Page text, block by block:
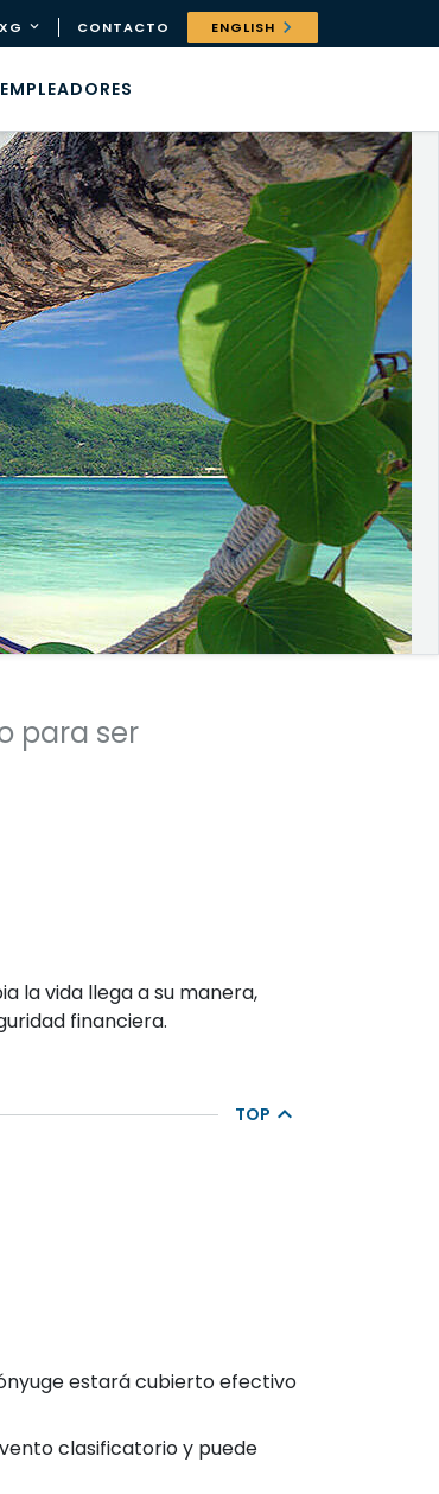
EMPLEADORES
CONTACTO ENGLISH
para ser
la vida llega a su manera,
financiera.
TOP
estará cubierto efectivo
clasificatorio y puede